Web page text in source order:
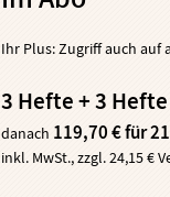
Ihr Plus: Zugriff auch auf
3 Hefte + 3
danach 119,70 € für
inkl. MwSt., zzgl. 24,15 €